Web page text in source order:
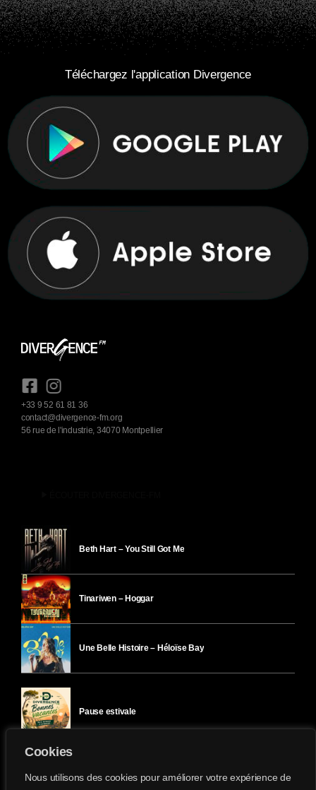
Cookies
Nous utilisons des cookies pour améliorer votre expérience de
Téléchargez l'application Divergence
+33 9 52 61 81 36
contact@divergence-fm.org
56 rue de l'industrie, 34070 Montpellier
Beth Hart – You Still Got Me
Tinariwen – Hoggar
Une Belle Histoire – Héloïse Bay
Pause estivale